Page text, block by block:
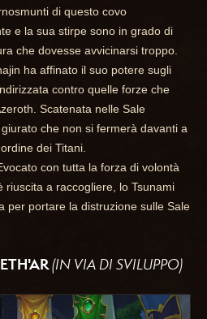
di questo covo
e la sua stirpe sono in grado di
che dovesse avvicinarsi troppo.
ha affinato il suo potere sugli
contro quelle forze che
Scatenata nelle Sale
che non si fermerà davanti a
dei Titani.
con tutta la forza di volontà
riuscita a raccogliere, lo Tsunami
per portare la distruzione sulle Sale
(IN VIA DI SVILUPPO)